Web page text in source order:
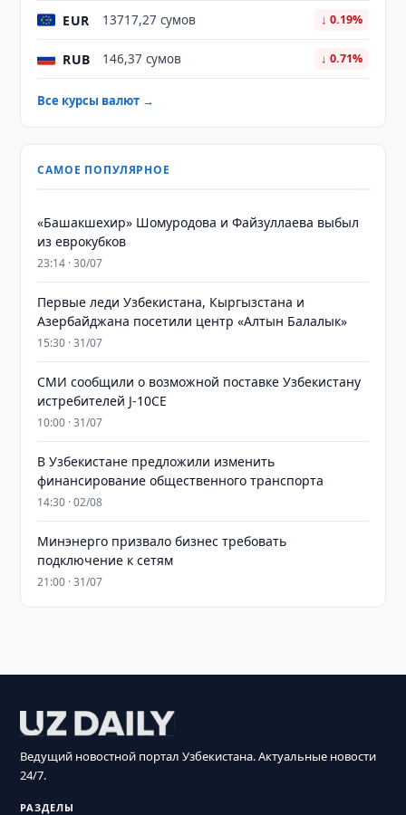
EUR 13717,27 сумов ↓ 0.19%
RUB 146,37 сумов ↓ 0.71%
Все курсы валют →
САМОЕ ПОПУЛЯРНОЕ
«Башакшехир» Шомуродова и Файзуллаева выбыл
из еврокубков
23:14 · 30/07
Первые леди Узбекистана, Кыргызстана и
Азербайджана посетили центр «Алтын Балалык»
15:30 · 31/07
СМИ сообщили о возможной поставке Узбекистану
истребителей J-10CE
10:00 · 31/07
В Узбекистане предложили изменить
финансирование общественного транспорта
14:30 · 02/08
Минэнерго призвало бизнес требовать
подключение к сетям
21:00 · 31/07
Ведущий новостной портал Узбекистана. Актуальные новости
24/7.
РАЗДЕЛЫ